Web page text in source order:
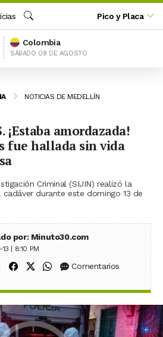
Buscar
Pico y Placa
Colombia
SÁBADO 08 DE AGOSTO
NOTICIAS DE MEDELLÍN
¡Estaba amordazada!
fue hallada sin vida
Criminal (SIJIN) realizó la
durante este domingo 13 de
por: Minuto30.com
| 8:10 PM
Compartir en Facebook
Compartir en X (Twitter)
Compartir en WhatsApp
Comentarios